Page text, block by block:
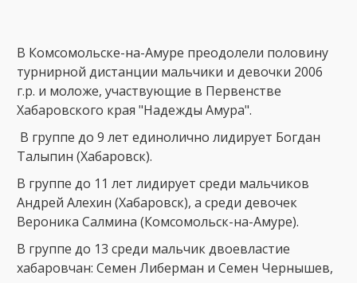
В Комсомольске-на-Амуре преодолели половину
турнирной дистанции мальчики и девочки 2006
г.р. и моложе, участвующие в Первенстве
Хабаровского края "Надежды Амура".
В группе до 9 лет единолично лидирует Богдан
Талыпин (Хабаровск).
В группе до 11 лет лидирует среди мальчиков
Андрей Алехин (Хабаровск), а среди девочек
Вероника Салмина (Комсомольск-на-Амуре).
В группе до 13 среди мальчик двоевластие
хабаровчан: Семен Либерман и Семен Чернышев,